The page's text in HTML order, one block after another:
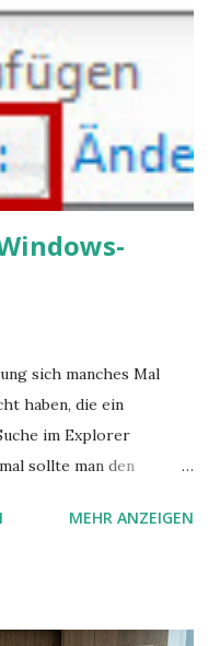
sich manches Mal
haben, die ein
im Explorer
sollte man den
Das geht so einfach,
MEHR ANZEIGEN